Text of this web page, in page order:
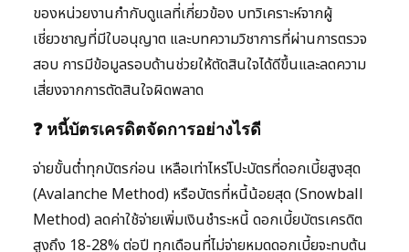
ของหน่วยงานกำกับดูแลที่เกี่ยวข้อง บทวิเคราะห์จากผู้
เชี่ยวชาญที่มีใบอนุญาต และบทความวิชาการที่ผ่านการตรวจ
สอบ การมีข้อมูลรอบด้านช่วยให้ตัดสินใจได้ดีขึ้นและลดความ
เสี่ยงจากการตัดสินใจผิดพลาด
❓ หนี้บัตรเครดิตจัดการอย่างไรดี
จ่ายขั้นต่ำทุกบัตรก่อน เหลือเท่าไหร่โปะบัตรที่ดอกเบี้ยสูงสุด
(Avalanche Method) หรือบัตรที่หนี้น้อยสุด (Snowball
Method) ลดค่าใช้จ่ายเพิ่มเงินชำระหนี้ ดอกเบี้ยบัตรเครดิต
สูงถึง 18-28% ต่อปี ทุกเดือนที่ไม่จ่ายหมดดอกเบี้ยจะทบต้น